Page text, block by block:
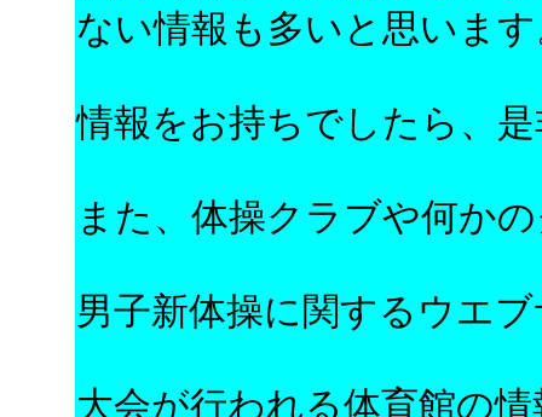
ない情報も多いと思いま
情報をお持ちでしたら、
また、体操クラブや何か
男子新体操に関するウエ
大会が行われる体育館の情